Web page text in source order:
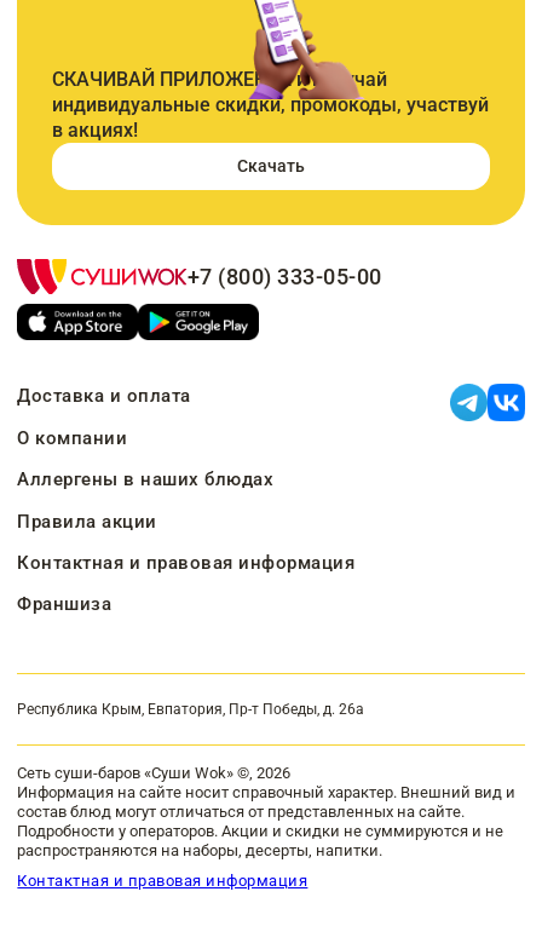
СКАЧИВАЙ ПРИЛОЖЕНИЕ и получай
индивидуальные скидки, промокоды, участвуй
в акциях!
Скачать
+7 (800) 333-05-00
Доставка и оплата
О компании
Аллергены в наших блюдах
Правила акции
Контактная и правовая информация
Франшиза
Республика Крым, Евпатория, Пр-т Победы, д. 26а
Сеть суши-баров «Суши Wok» ©, 2026
Информация на сайте носит справочный характер. Внешний вид и
состав блюд могут отличаться от представленных на сайте.
Подробности у операторов. Акции и скидки не суммируются и не
распространяются на наборы, десерты, напитки.
Контактная и правовая информация